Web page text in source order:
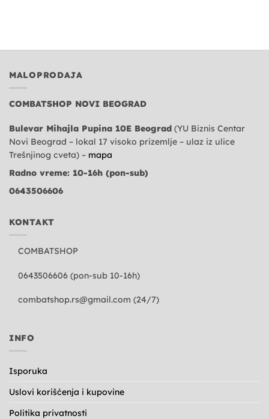
MALOPRODAJA
COMBATSHOP NOVI BEOGRAD
Bulevar Mihajla Pupina 10E Beograd (YU Biznis Centar
Novi Beograd – lokal 17 visoko prizemlje – ulaz iz ulice
Trešnjinog cveta) – mapa
Radno vreme: 10-16h (pon-sub)
0643506606
KONTAKT
COMBATSHOP
0643506606 (pon-sub 10-16h)
combatshop.rs@gmail.com (24/7)
INFO
Isporuka
Uslovi korišćenja i kupovine
Politika privatnosti